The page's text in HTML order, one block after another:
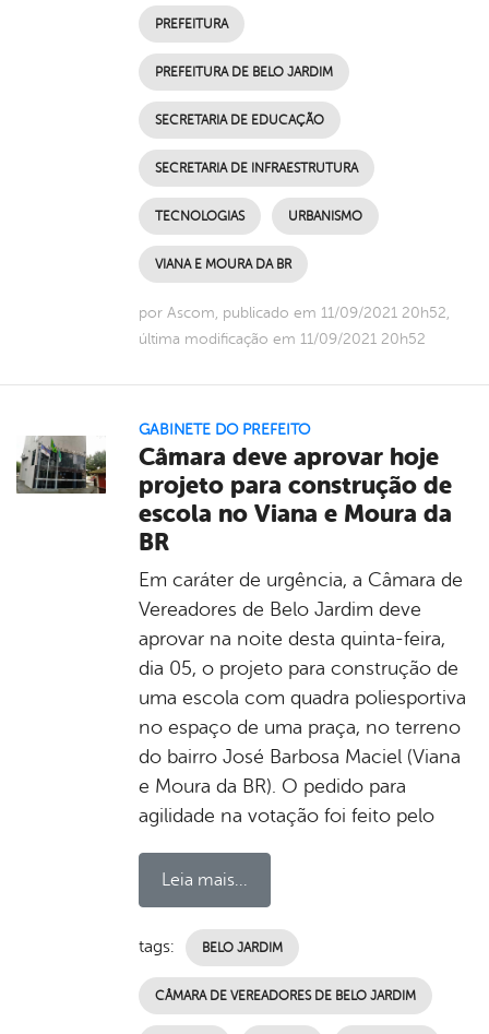
PREFEITURA
PREFEITURA DE BELO JARDIM
SECRETARIA DE EDUCAÇÃO
SECRETARIA DE INFRAESTRUTURA
TECNOLOGIAS URBANISMO
VIANA E MOURA DA BR
por Ascom, publicado em 11/09/2021 20h52,
última modificação em 11/09/2021 20h52
GABINETE DO PREFEITO
Câmara deve aprovar hoje
projeto para construção de
escola no Viana e Moura da
BR
Em caráter de urgência, a Câmara de
Vereadores de Belo Jardim deve
aprovar na noite desta quinta-feira,
dia 05, o projeto para construção de
uma escola com quadra poliesportiva
no espaço de uma praça, no terreno
do bairro José Barbosa Maciel (Viana
e Moura da BR). O pedido para
agilidade na votação foi feito pelo
Leia mais...
tags: BELO JARDIM
CÂMARA DE VEREADORES DE BELO JARDIM